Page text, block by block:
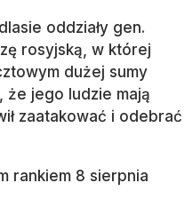
oddziały gen.
rosyjską, w której
dużej sumy
że jego ludzie mają
zaatakować i odebrać
rankiem 8 sierpnia